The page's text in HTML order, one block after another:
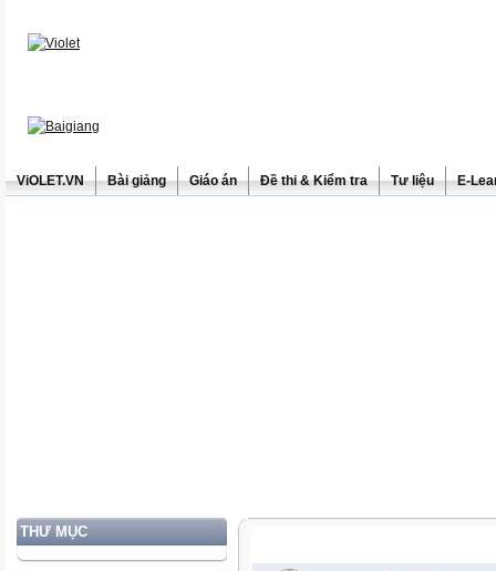
ViOLET.VN Bài giảng Giáo án Đề thi & Kiểm tra Tư liệu E-
THƯ MỤC